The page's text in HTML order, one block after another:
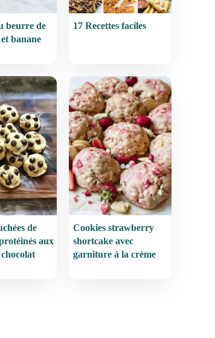
beurre de
banane
17 Recettes faciles
de
aux
Cookies strawberry
shortcake avec
garniture à la crème